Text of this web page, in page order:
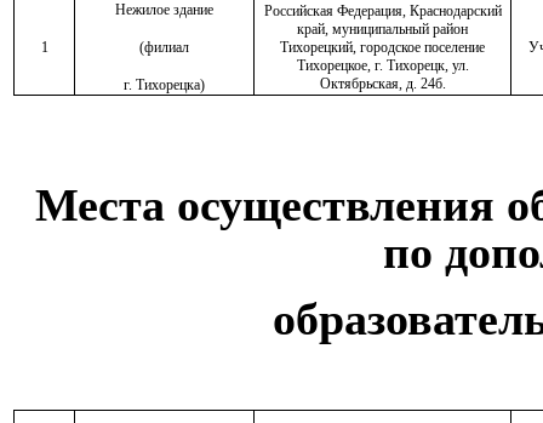
1
Нежилое здание
(филиал
г. Тихорецка)
Российская Федерация, Краснодарский
край, муниципальный район
Тихорецкий, городское поселение
Тихорецкое, г. Тихорецк, ул.
Октябрьская, д. 24б.
Места осуществления
по